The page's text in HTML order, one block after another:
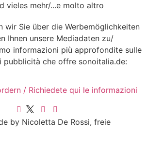
vieles mehr/...e molto altro
wir Sie über die Werbemöglichkeiten
Ihnen unsere Mediadaten zu/
informazioni più approfondite sulle
pubblicità che offre sonoitalia.de:
/ Richiedete qui le informazioni
by Nicoletta De Rossi, freie